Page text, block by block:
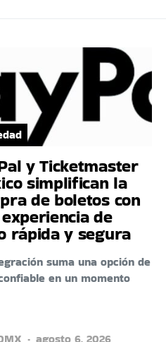
y Ticketmaster
simplifican la
de boletos con
de
rápida y segura
suma una opción de
en un momento